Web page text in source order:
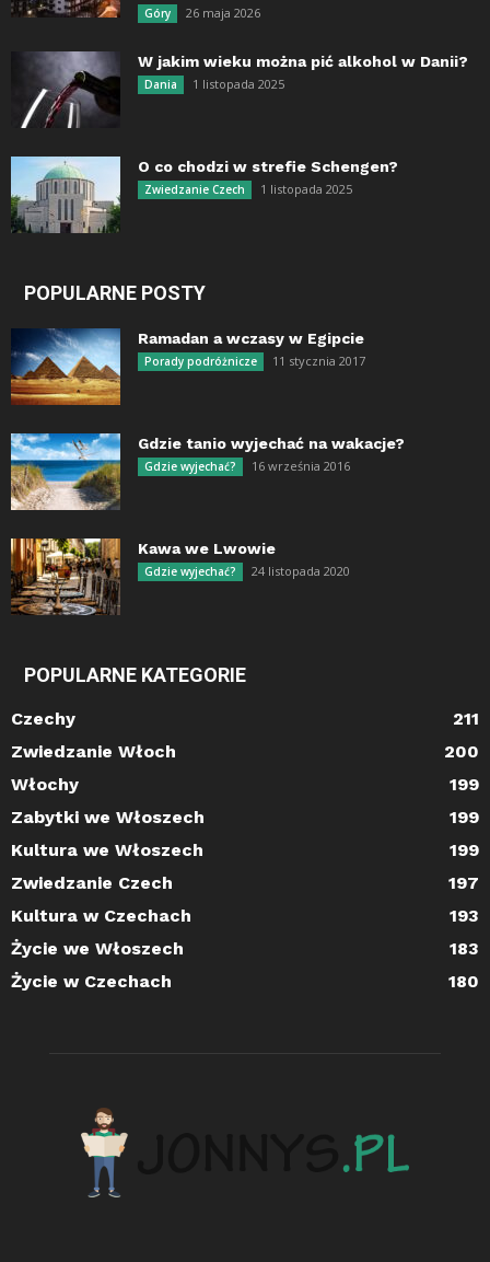
Góry 26 maja 2026
W jakim wieku można pić alkohol w Danii?
Dania 1 listopada 2025
O co chodzi w strefie Schengen?
Zwiedzanie Czech 1 listopada 2025
POPULARNE POSTY
Ramadan a wczasy w Egipcie
Porady podróżnicze 11 stycznia 2017
Gdzie tanio wyjechać na wakacje?
Gdzie wyjechać? 16 września 2016
Kawa we Lwowie
Gdzie wyjechać? 24 listopada 2020
POPULARNE KATEGORIE
Czechy
211
Zwiedzanie Włoch
200
Włochy
199
Zabytki we Włoszech
199
Kultura we Włoszech
199
Zwiedzanie Czech
197
Kultura w Czechach
193
Życie we Włoszech
183
Życie w Czechach
180